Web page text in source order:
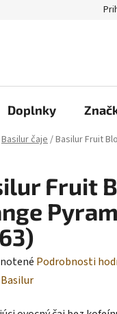
Doplnky
Basilur čaje/Basilur Fruit
Fruit
Podrobnosti
Basilur